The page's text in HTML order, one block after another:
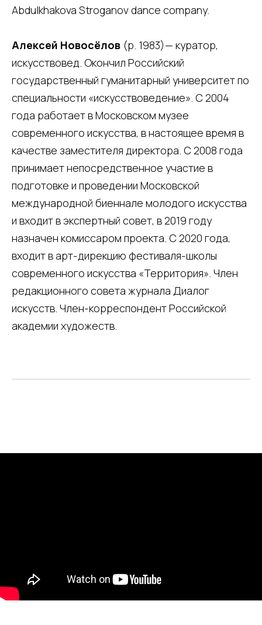
Abdulkhakova Stroganov dance company.
Алексей Новосёлов (р. 1983)— куратор,
искусствовед. Окончил Российский
государственный гуманитарный университет по
специальности «искусствоведение». С 2004
года работает в Московском музее
современного искусства, в настоящее время в
качестве заместителя директора. С 2008 года
принимает непосредственное участие в
подготовке и проведении Московской
международной биеннале молодого искусства
и входит в экспертный совет, в 2019 году
назначен комиссаром проекта. С 2020 года,
входит в арт-дирекцию фестиваля-школы
современного искусства «Территория». Член
редакционного совета журнала Диалог
искусств. Член-корреспондент Российской
академии художеств.